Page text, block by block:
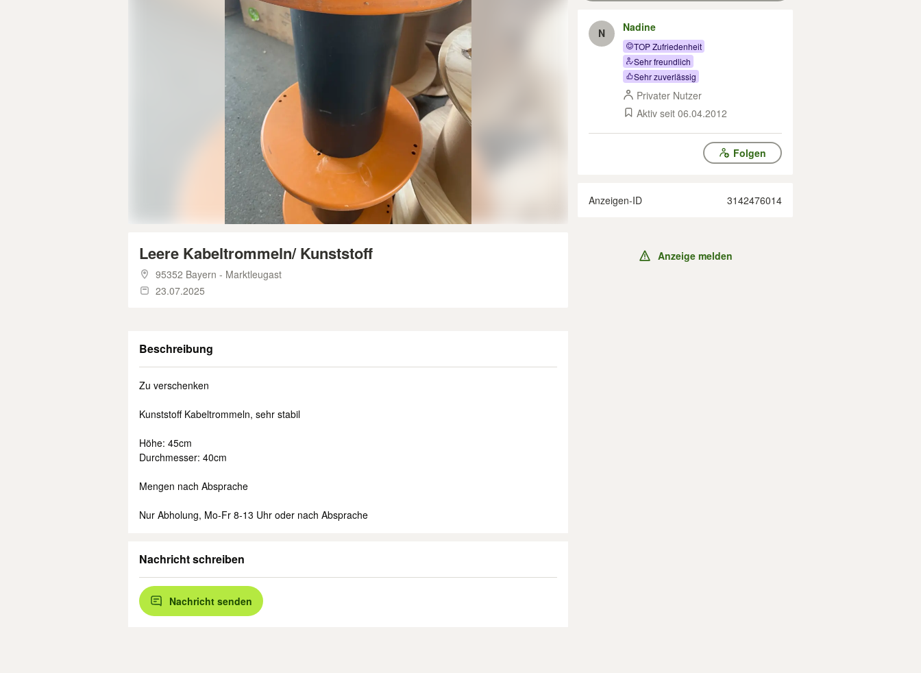
Leere Kabeltrommeln/ Kunststoff
95352 Bayern - Marktleugast
23.07.2025
Beschreibung
Zu verschenken
Kunststoff Kabeltrommeln, sehr stabil
Höhe: 45cm
Durchmesser: 40cm
Mengen nach Absprache
Nur Abholung, Mo-Fr 8-13 Uhr oder nach Absprache
Nachricht schreiben
Nachricht senden
N Nadine
TOP Zufriedenheit
Sehr freundlich
Sehr zuverlässig
Privater Nutzer
Aktiv seit 06.04.2012
Folgen
Anzeigen-ID 3142476014
Anzeige melden